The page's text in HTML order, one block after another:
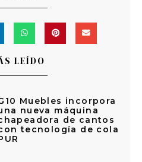
LEÍDO
Muebles incorpora
nueva máquina
de cantos
tecnología de cola